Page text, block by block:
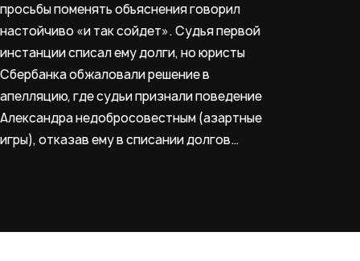
просьбы поменять объяснения говорил
настойчиво «и так сойдет». Судья первой
инстанции списал ему долги, но юристы
Сбербанка обжаловали решение в
апелляцию, где судьи признали поведение
Александра недобросовестным (азартные
игры), отказав ему в списании долгов…